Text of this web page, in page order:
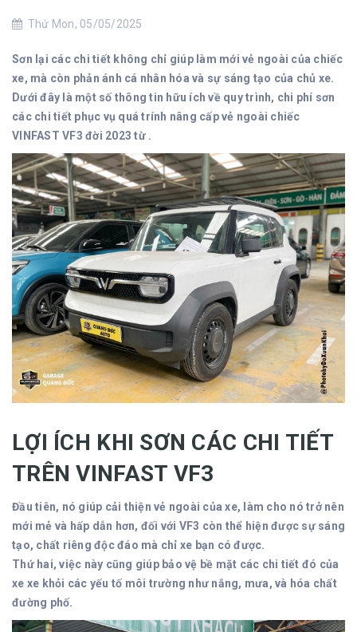
Thứ Mon, 05/05/2025
Sơn lại các chi tiết không chỉ giúp làm mới vẻ ngoài của chiếc
xe, mà còn phản ánh cá nhân hóa và sự sáng tạo của chủ xe.
Dưới đây là một số thông tin hữu ích về quy trình, chi phí sơn
các chi tiết phục vụ quá trính nâng cấp vẻ ngoài chiếc
VINFAST VF3 đời 2023 từ .
LỢI ÍCH KHI SƠN CÁC CHI TIẾT
TRÊN VINFAST VF3
Đầu tiên, nó giúp cải thiện vẻ ngoài của xe, làm cho nó trở nên
mới mẻ và hấp dẫn hơn, đối với VF3 còn thể hiện được sự sáng
tạo, chất riêng độc đáo mà chỉ xe bạn có được.
Thứ hai, việc này cũng giúp bảo vệ bề mặt các chi tiết đó của
xe xe khỏi các yếu tố môi trường như nắng, mưa, và hóa chất
đường phố.